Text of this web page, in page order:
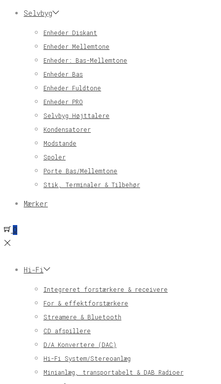
Selvbyg
Enheder Diskant
Enheder Mellemtone
Enheder: Bas-Mellemtone
Enheder Bas
Enheder Fuldtone
Enheder PRO
Selvbyg Højttalere
Kondensatorer
Modstande
Spoler
Porte Bas/Mellemtone
Stik, Terminaler & Tilbehør
Mærker
0
Hi-Fi
Integreret forstærkere & receivere
For & effektforstærkere
Streamere & Bluetooth
CD afspillere
D/A Konvertere (DAC)
Hi-Fi System/Stereoanlæg
Minianlæg, transportabelt & DAB Radioer